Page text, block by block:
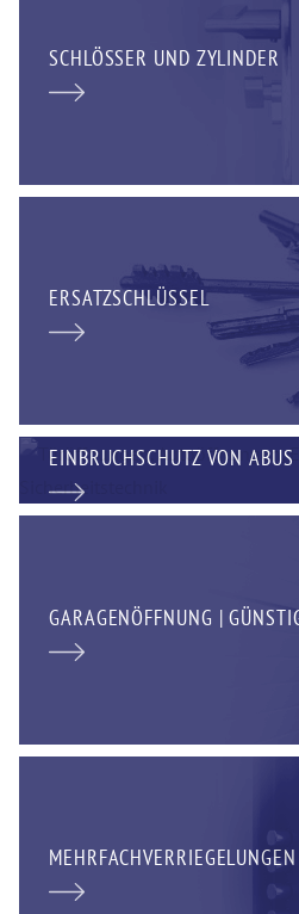
SCHLÖSSER UND ZYLINDER
ERSATZSCHLÜSSEL
EINBRUCHSCHUTZ VON
GARAGENÖFFNUNG |